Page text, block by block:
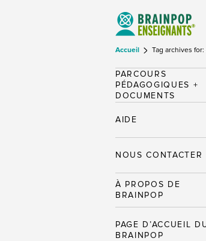
Accueil Tag archives
PARCOURS
PÉDAGOGIQUES +
DOCUMENTS
AIDE
NOUS CONTACTER
À PROPOS DE
BRAINPOP
PAGE D’ACCUEIL
BRAINPOP